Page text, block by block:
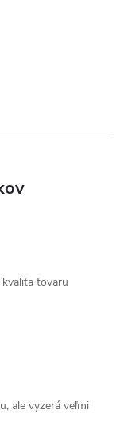
tovaru
ale vyzerá veľmi